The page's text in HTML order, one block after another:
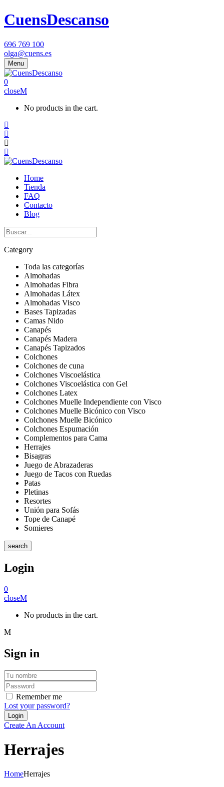
CuensDescanso
696 769 100
olga@cuens.es
Menu
0
close
No products in the cart.
Home
Tienda
FAQ
Contacto
Blog
Category
Toda las categorías
Almohadas
Almohadas Fibra
Almohadas Látex
Almohadas Visco
Bases Tapizadas
Camas Nido
Canapés
Canapés Madera
Canapés Tapizados
Colchones
Colchones de cuna
Colchones Viscoelástica
Colchones Viscoelástica con Gel
Colchones Latex
Colchones Muelle Independiente con Visco
Colchones Muelle Bicónico con Visco
Colchones Muelle Bicónico
Colchones Espumación
Complementos para Cama
Herrajes
Bisagras
Juego de Abrazaderas
Juego de Tacos con Ruedas
Patas
Pletinas
Resortes
Unión para Sofás
Tope de Canapé
Somieres
search
Login
0
close
No products in the cart.
Sign in
Remember me
Lost your password?
Create An Account
Herrajes
HomeHerrajes